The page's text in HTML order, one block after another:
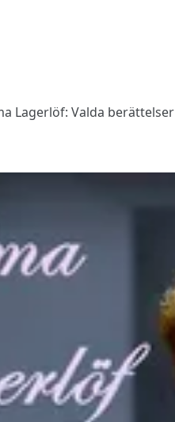
Lagerlöf: Valda berättelser